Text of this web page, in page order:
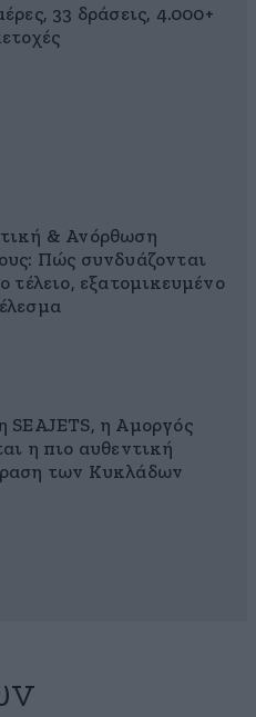
33 δράσεις, 4.000+
& Ανόρθωση
Πώς συνδυάζονται
τέλειο, εξατομικευμένο
SEAJETS, η Αμοργός
η πιο αυθεντική
των Κυκλάδων